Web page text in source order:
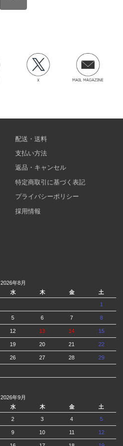
配送・送料
支払い方法
返品・キャンセル
特定商取引に基づく表記
プライバシーポリシー
採用情報
2026年8月
水 木 金 土
1
5 6 7 8
12 13 14 15
19 20 21 22
26 27 28 29
2026年9月
水 木 金 土
2 3 4 5
9 10 11 12